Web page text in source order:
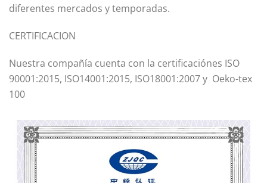
diferentes mercados y temporadas.
CERTIFICACION
Nuestra compañía cuenta con la certificaciónes ISO
90001:2015, ISO14001:2015, ISO18001:2007 y Oeko-tex
100